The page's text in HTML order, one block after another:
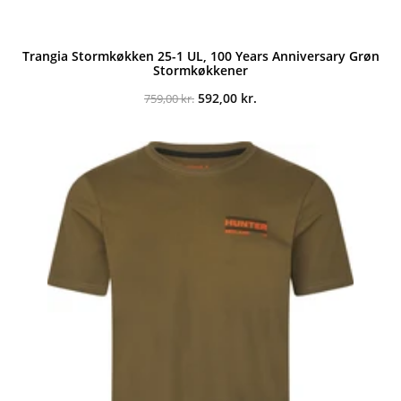
Trangia Stormkøkken 25-1 UL, 100 Years Anniversary Grøn
Stormkøkkener
759,00kr. Den
var:
759,00 kr..
592,00 kr.
592,00 kr..